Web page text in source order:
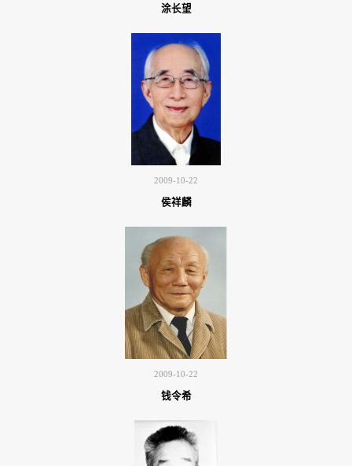
涂长望
2009-10-22
侯祥麟
2009-10-22
钱令希